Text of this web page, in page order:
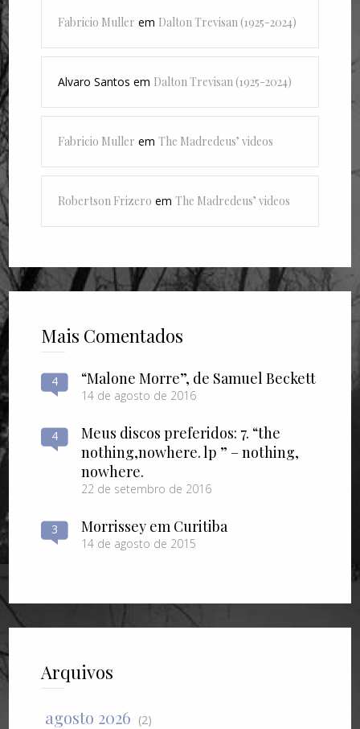
Fabricio Muller em Dalton Trevisan (1925-2024)
Alvaro Santos em Dalton Trevisan (1925-2024)
Fabricio Muller emThe Madredeus’ videos
Robertson Frizero emThe Madredeus’ videos
Mais Comentados
4 “Malone Morre”, de Samuel Beckett
14 de agosto de 2016
4
Meus discos preferidos: 7. “the
nothing​,​nowhere. lp ” – nothing​,​
nowhere.
22 de setembro de 2016
3 Morrissey em Curitiba
14 de agosto de 2015
Arquivos
agosto 2026 (2)